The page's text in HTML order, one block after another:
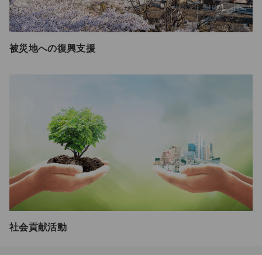
被災地への復興支援
社会貢献活動